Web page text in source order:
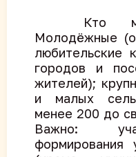
Кто
Молодёжные
любительские
городов и
жителей);
и малых
менее 200 до
Важно:
формирования